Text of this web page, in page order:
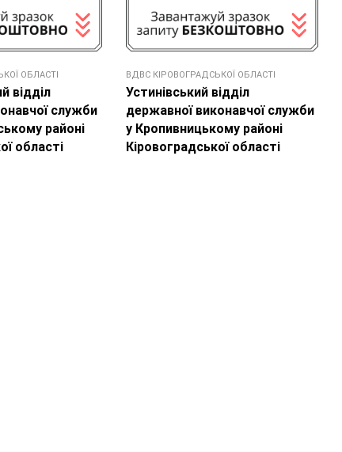
ОБЛАСТІ
відділ
служби
районі
області
ВДВС КІРОВОГРАДСЬКОЇ ОБЛАСТІ
Устинівський відділ
державної виконавчої служби
у Кропивницькому районі
Кіровоградської області